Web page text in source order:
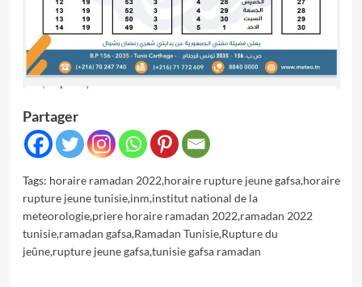
Partager
Tags: horaire ramadan 2022,horaire rupture jeune gafsa,horaire
rupture jeune tunisie,inm,institut national de la
meteorologie,priere horaire ramadan 2022,ramadan 2022
tunisie,ramadan gafsa,Ramadan Tunisie,Rupture du
jeûne,rupture jeune gafsa,tunisie gafsa ramadan